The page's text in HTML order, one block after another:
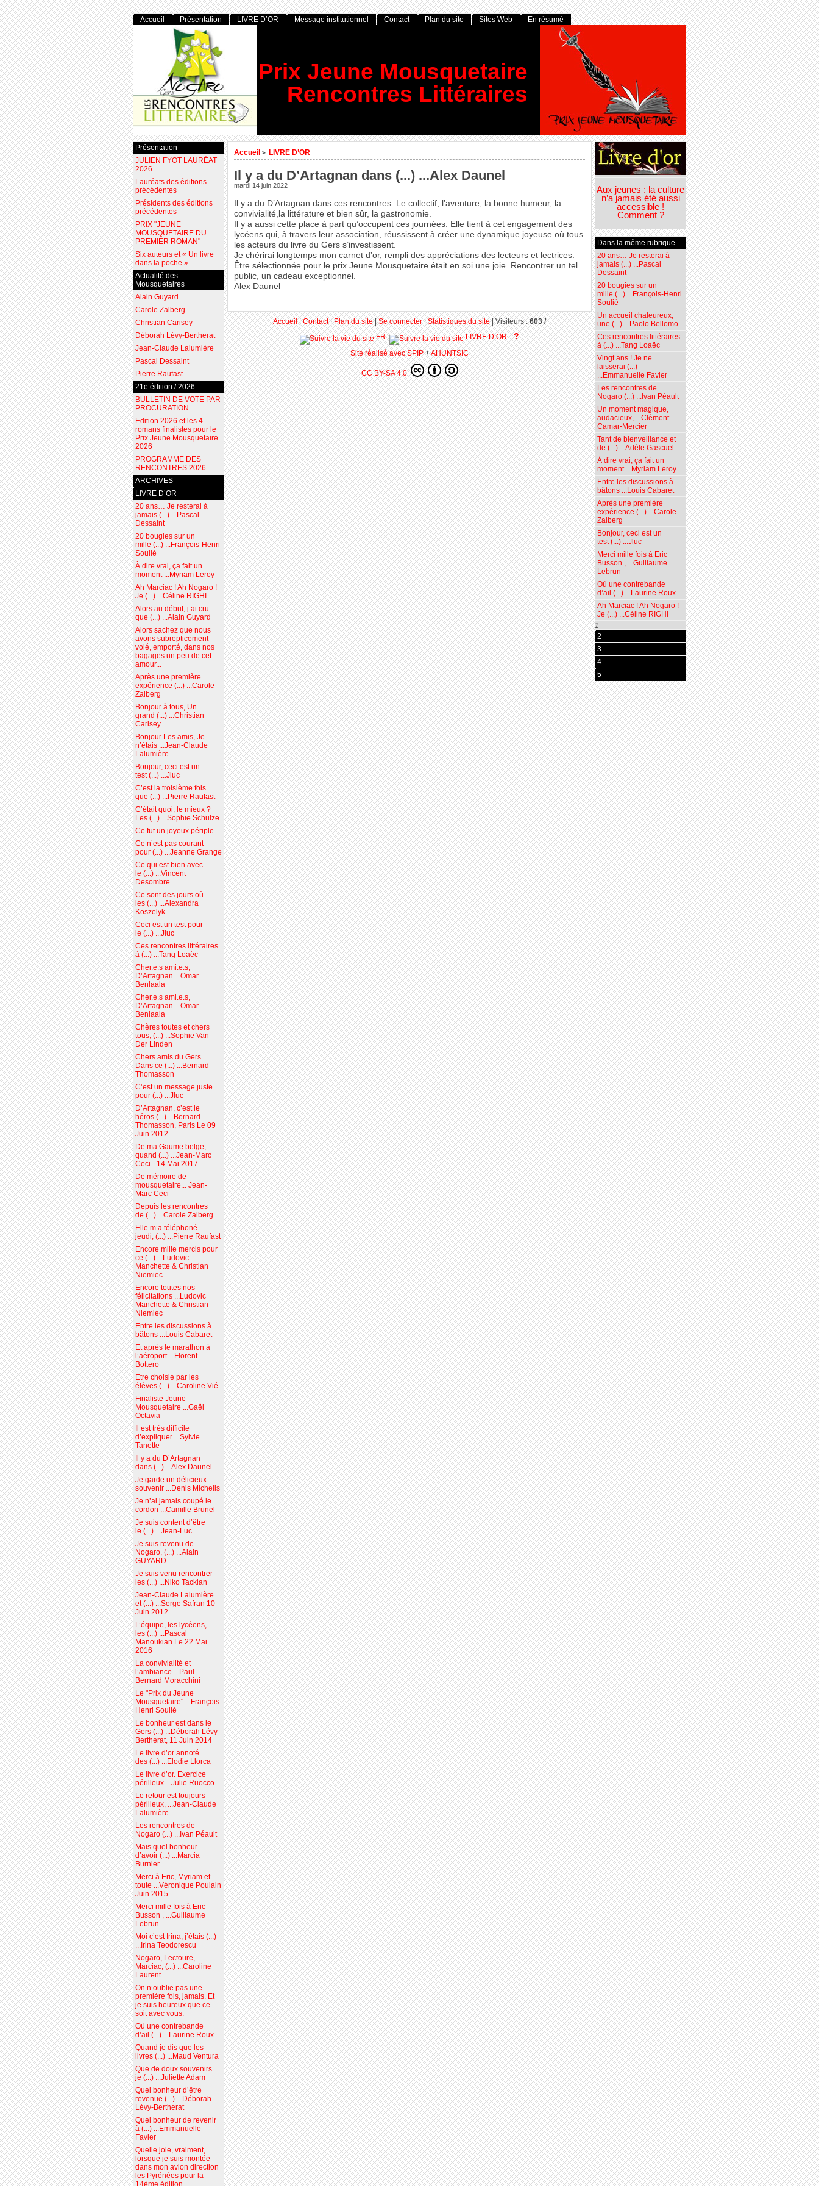
Prix Jeune Mousquetaire
Rencontres Littéraires
Accueil > LIVRE D’OR
Il y a du D’Artagnan dans (...) ...Alex Daunel
mardi 14 juin 2022
Il y a du D’Artagnan dans ces rencontres. Le collectif, l’aventure, la bonne humeur, la
convivialité,la littérature et bien sûr, la gastronomie.
Il y a aussi cette place à part qu’occupent ces journées. Elle tient à cet engagement des
lycéens qui, à travers leur association, réussissent à créer une dynamique joyeuse où tous
les acteurs du livre du Gers s’investissent.
Je chérirai longtemps mon carnet d’or, rempli des appréciations des lecteurs et lectrices.
Être sélectionnée pour le prix Jeune Mousquetaire était en soi une joie. Rencontrer un tel
public, un cadeau exceptionnel.
Alex Daunel
Aux jeunes : la culture
n’a jamais été aussi
accessible !
Comment ?
Dans la même rubrique
20 ans… Je resterai à
jamais (...) ...Pascal
Dessaint
20 bougies sur un
mille (...) ...François-Henri
Soulié
Un accueil chaleureux,
une (...) ...Paolo Bellomo
Ces rencontres littéraires
à (...) ...Tang Loaëc
Vingt ans ! Je ne
laisserai (...)
...Emmanuelle Favier
Les rencontres de
Nogaro (...) ...Ivan Péault
Un moment magique,
audacieux, ...Clément
Camar-Mercier
Tant de bienveillance et
de (...) ...Adèle Gascuel
À dire vrai, ça fait un
moment ...Myriam Leroy
Entre les discussions à
bâtons ...Louis Cabaret
Après une première
expérience (...) ...Carole
Zalberg
Bonjour, ceci est un
test (...) ...Jluc
Merci mille fois à Eric
Busson , ...Guillaume
Lebrun
Où une contrebande
d’ail (...) ...Laurine Roux
Ah Marciac ! Ah Nogaro !
Je (...) ...Céline RIGHI
1
2
3
4
5
Accueil Présentation LIVRE D’OR Message institutionnel Contact Plan du site Sites Web En résumé
Présentation
JULIEN FYOT LAURÉAT
2026
Lauréats des éditions
précédentes
Présidents des éditions
précédentes
PRIX "JEUNE
MOUSQUETAIRE DU
PREMIER ROMAN"
Six auteurs et « Un livre
dans la poche »
Actualité des
Mousquetaires
Alain Guyard
Carole Zalberg
Christian Carisey
Déborah Lévy-Bertherat
Jean-Claude Lalumière
Pascal Dessaint
Pierre Raufast
21e édition / 2026
BULLETIN DE VOTE PAR
PROCURATION
Edition 2026 et les 4
romans finalistes pour le
Prix Jeune Mousquetaire
2026
PROGRAMME DES
RENCONTRES 2026
ARCHIVES
LIVRE D’OR
20 ans… Je resterai à
jamais (...) ...Pascal
Dessaint
20 bougies sur un
mille (...) ...François-Henri
Soulié
À dire vrai, ça fait un
moment ...Myriam Leroy
Ah Marciac ! Ah Nogaro !
Je (...) ...Céline RIGHI
Alors au début, j’ai cru
que (...) ...Alain Guyard
Alors sachez que nous
avons subrepticement
volé, emporté, dans nos
bagages un peu de cet
amour...
Après une première
expérience (...) ...Carole
Zalberg
Bonjour à tous, Un
grand (...) ...Christian
Carisey
Bonjour Les amis, Je
n’étais ...Jean-Claude
Lalumière
Bonjour, ceci est un
test (...) ...Jluc
C’est la troisième fois
que (...) ...Pierre Raufast
C’était quoi, le mieux ?
Les (...) ...Sophie Schulze
Ce fut un joyeux périple
Ce n’est pas courant
pour (...) ...Jeanne Grange
Ce qui est bien avec
le (...) ...Vincent
Desombre
Ce sont des jours où
les (...) ...Alexandra
Koszelyk
Ceci est un test pour
le (...) ...Jluc
Ces rencontres littéraires
à (...) ...Tang Loaëc
Cher.e.s ami.e.s,
D’Artagnan ...Omar
Benlaala
Cher.e.s ami.e.s,
D’Artagnan ...Omar
Benlaala
Chères toutes et chers
tous, (...) ...Sophie Van
Der Linden
Chers amis du Gers.
Dans ce (...) ...Bernard
Thomasson
C’est un message juste
pour (...) ...Jluc
D’Artagnan, c’est le
héros (...) ...Bernard
Thomasson, Paris Le 09
Juin 2012
De ma Gaume belge,
quand (...) ...Jean-Marc
Ceci - 14 Mai 2017
De mémoire de
mousquetaire... Jean-
Marc Ceci
Depuis les rencontres
de (...) ...Carole Zalberg
Elle m’a téléphoné
jeudi, (...) ...Pierre Raufast
Encore mille mercis pour
ce (...) ...Ludovic
Manchette & Christian
Niemiec
Encore toutes nos
félicitations ...Ludovic
Manchette & Christian
Niemiec
Entre les discussions à
bâtons ...Louis Cabaret
Et après le marathon à
l’aéroport ...Florent
Bottero
Etre choisie par les
élèves (...) ...Caroline Vié
Finaliste Jeune
Mousquetaire ...Gaël
Octavia
Il est très difficile
d’expliquer ...Sylvie
Tanette
Il y a du D’Artagnan
dans (...) ...Alex Daunel
Je garde un délicieux
souvenir ...Denis Michelis
Je n’ai jamais coupé le
cordon ...Camille Brunel
Je suis content d’être
le (...) ...Jean-Luc
Je suis revenu de
Nogaro, (...) ...Alain
GUYARD
Je suis venu rencontrer
les (...) ...Niko Tackian
Jean-Claude Lalumière
et (...) ...Serge Safran 10
Juin 2012
L’équipe, les lycéens,
les (...) ...Pascal
Manoukian Le 22 Mai
2016
La convivialité et
l’ambiance ...Paul-
Bernard Moracchini
Le "Prix du Jeune
Mousquetaire" ...François-
Henri Soulié
Le bonheur est dans le
Gers (...) ...Déborah Lévy-
Bertherat, 11 Juin 2014
Le livre d’or annoté
des (...) ...Elodie Llorca
Le livre d’or. Exercice
périlleux ...Julie Ruocco
Le retour est toujours
périlleux, ...Jean-Claude
Lalumière
Les rencontres de
Nogaro (...) ...Ivan Péault
Mais quel bonheur
d’avoir (...) ...Marcia
Burnier
Merci à Eric, Myriam et
toute ...Véronique Poulain
Juin 2015
Merci mille fois à Eric
Busson , ...Guillaume
Lebrun
Moi c’est Irina, j’étais (...)
...Irina Teodorescu
Nogaro, Lectoure,
Marciac, (...) ...Caroline
Laurent
On n’oublie pas une
première fois, jamais. Et
je suis heureux que ce
soit avec vous.
Où une contrebande
d’ail (...) ...Laurine Roux
Quand je dis que les
livres (...) ...Maud Ventura
Que de doux souvenirs
je (...) ...Juliette Adam
Quel bonheur d’être
revenue (...) ...Déborah
Lévy-Bertherat
Quel bonheur de revenir
à (...) ...Emmanuelle
Favier
Quelle joie, vraiment,
lorsque je suis montée
dans mon avion direction
les Pyrénées pour la
Accueil|Contact|Plan du site|Se connecter|Statistiques du site|Visiteurs :603 /
FR
LIVRE D’OR ?
Site réalisé avec SPIP+AHUNTSIC
CC BY-SA 4.0